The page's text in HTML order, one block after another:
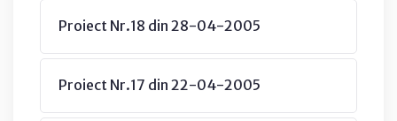
Proiect Nr.18 din 28-04-2005
Proiect Nr.17 din 22-04-2005